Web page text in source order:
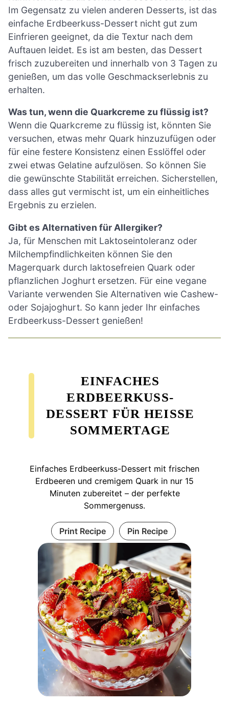
Im Gegensatz zu vielen anderen Desserts, ist das
einfache Erdbeerkuss-Dessert nicht gut zum
Einfrieren geeignet, da die Textur nach dem
Auftauen leidet. Es ist am besten, das Dessert
frisch zuzubereiten und innerhalb von 3 Tagen zu
genießen, um das volle Geschmackserlebnis zu
erhalten.
Was tun, wenn die Quarkcreme zu flüssig ist?
Wenn die Quarkcreme zu flüssig ist, könnten Sie
versuchen, etwas mehr Quark hinzuzufügen oder
für eine festere Konsistenz einen Esslöffel oder
zwei etwas Gelatine aufzulösen. So können Sie
die gewünschte Stabilität erreichen. Sicherstellen,
dass alles gut vermischt ist, um ein einheitliches
Ergebnis zu erzielen.
Gibt es Alternativen für Allergiker?
Ja, für Menschen mit Laktoseintoleranz oder
Milchempfindlichkeiten können Sie den
Magerquark durch laktosefreien Quark oder
pflanzlichen Joghurt ersetzen. Für eine vegane
Variante verwenden Sie Alternativen wie Cashew-
oder Sojajoghurt. So kann jeder Ihr einfaches
Erdbeerkuss-Dessert genießen!
EINFACHES
ERDBEERKUSS-
DESSERT FÜR HEISSE S
OMMERTAGE
Einfaches Erdbeerkuss-Dessert mit frischen
Erdbeeren und cremigem Quark in nur 15
Minuten zubereitet – der perfekte
Sommergenuss.
Print Recipe Pin Recipe